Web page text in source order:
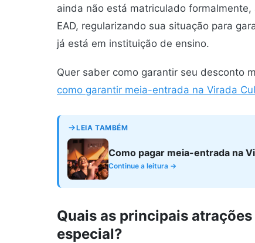
ainda não está matriculado
EAD, regularizando sua situação para
já está em instituição de ensino.
Quer saber como garantir seu desconto
como garantir meia-entrada na Virada
LEIA TAMBÉM
Como pagar meia-entrada na
Continue a leitura →
Quais as principais
especial?